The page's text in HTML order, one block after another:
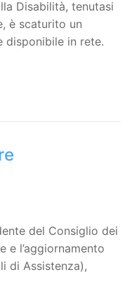
Disabilità, tenutasi
è scaturito un
disponibile in rete.
del Consiglio dei
e l’aggiornamento
di Assistenza),